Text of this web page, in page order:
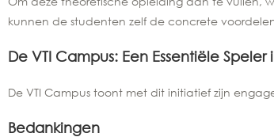
kunnen de studenten zelf de concrete
De VTI Campus: Een Essentiële
De VTI Campus toont met dit initiatief zijn
Bedankingen